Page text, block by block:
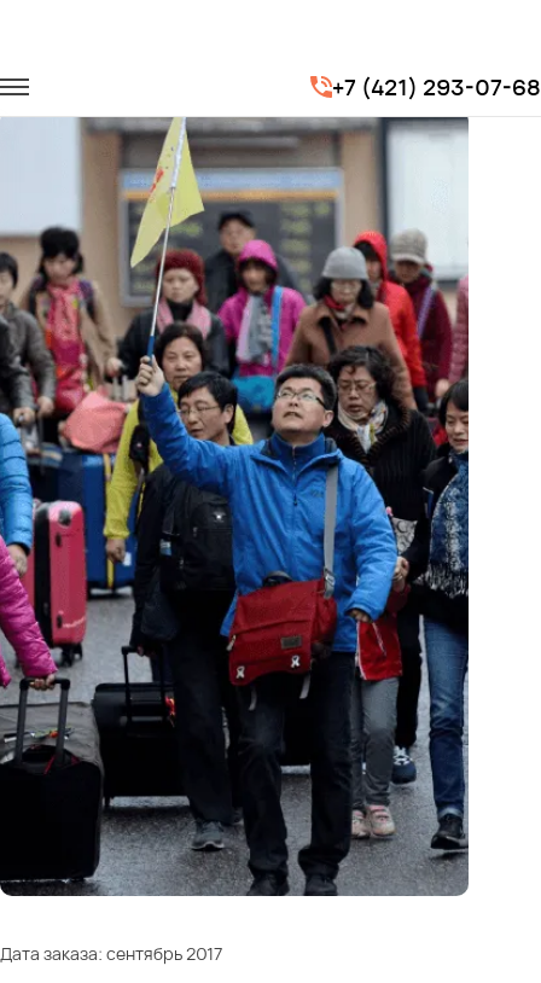
+7 (421) 293-07-68
Городские перевозки
Экскурсии (гостей из Китая)
Дата заказа: сентябрь 2017